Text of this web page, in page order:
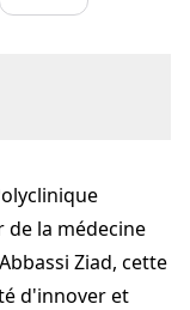
de la médecine
Ziad, cette
d'innover et